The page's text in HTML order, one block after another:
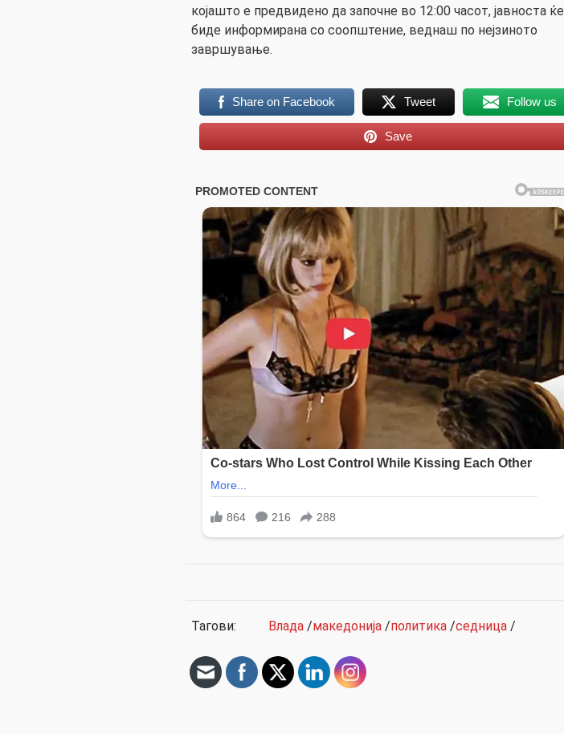
којашто е предвидено да започне во 12:00 часот, јавноста ќе
биде информирана со соопштение, веднаш по нејзиното
завршување.
Share on Facebook Tweet Follow us
Save
Тагови: Влада /македонија /политика /седница /